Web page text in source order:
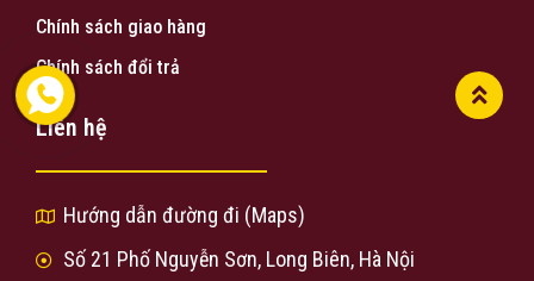
Chính sách giao hàng
Chính sách đổi trả
Liên hệ
Hướng dẫn đường đi (Maps)
Số 21 Phố Nguyễn Sơn, Long Biên, Hà Nội